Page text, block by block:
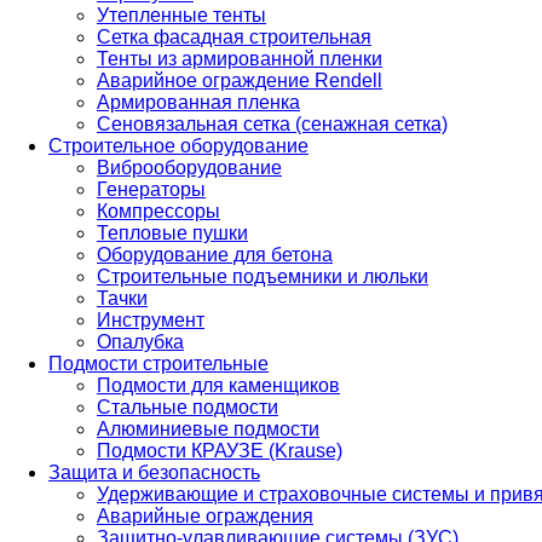
Утепленные тенты
Сетка фасадная строительная
Тенты из армированной пленки
Аварийное ограждение Rendell
Армированная пленка
Сеновязальная сетка (сенажная сетка)
Строительное оборудование
Виброоборудование
Генераторы
Компрессоры
Тепловые пушки
Оборудование для бетона
Строительные подъемники и люльки
Тачки
Инструмент
Опалубка
Подмости строительные
Подмости для каменщиков
Стальные подмости
Алюминиевые подмости
Подмости КРАУЗЕ (Krause)
Защита и безопасность
Удерживающие и страховочные системы и
Аварийные ограждения
Защитно-улавливающие системы (ЗУС)